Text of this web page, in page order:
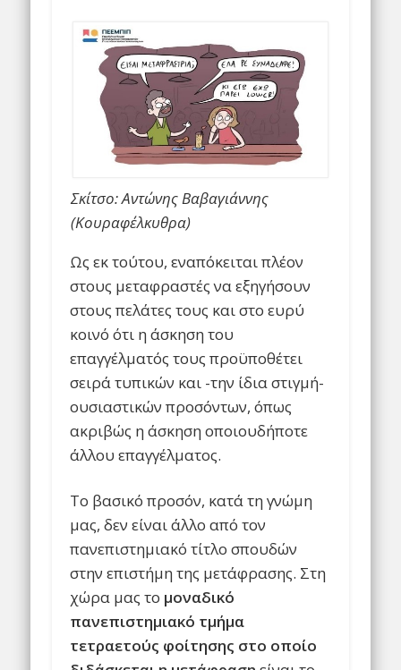
Σκίτσο: Αντώνης Βαβαγιάννης
(Κουραφέλκυθρα)
Ως εκ τούτου, εναπόκειται πλέον
στους μεταφραστές να εξηγήσουν
στους πελάτες τους και στο ευρύ
κοινό ότι η άσκηση του
επαγγέλματός τους προϋποθέτει
σειρά τυπικών και -την ίδια στιγμή-
ουσιαστικών προσόντων, όπως
ακριβώς η άσκηση οποιουδήποτε
άλλου επαγγέλματος.
Το βασικό προσόν, κατά τη γνώμη
μας, δεν είναι άλλο από τον
πανεπιστημιακό τίτλο σπουδών
στην επιστήμη της μετάφρασης. Στη
χώρα μας το μοναδικό
πανεπιστημιακό τμήμα
τετραετούς φοίτησης στο οποίο